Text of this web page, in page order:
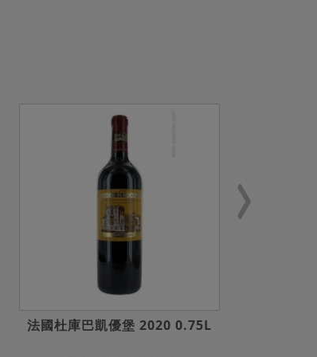
法國杜庫巴凱優堡 2020 0.75L